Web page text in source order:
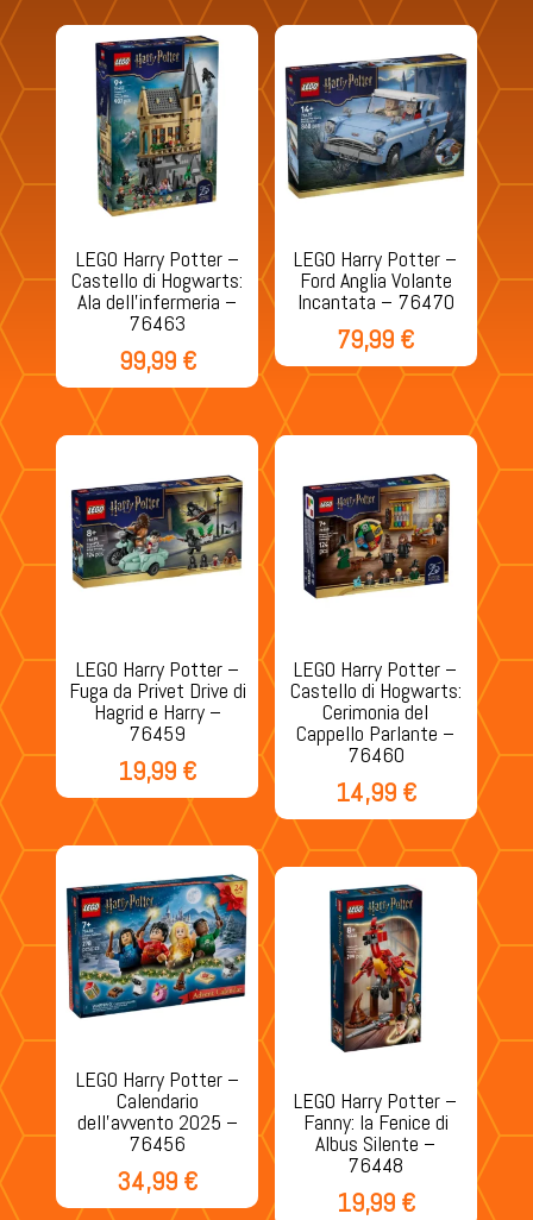
LEGO Harry Potter –
Castello di Hogwarts:
Ala dell’infermeria –
76463
99,99 €
LEGO Harry Potter –
Ford Anglia Volante
Incantata – 76470
79,99 €
LEGO Harry Potter –
Fuga da Privet Drive di
Hagrid e Harry –
76459
19,99 €
LEGO Harry Potter –
Castello di Hogwarts:
Cerimonia del
Cappello Parlante –
76460
14,99 €
LEGO Harry Potter –
Calendario
dell’avvento 2025 –
76456
34,99 €
LEGO Harry Potter –
Fanny: la Fenice di
Albus Silente –
76448
19,99 €